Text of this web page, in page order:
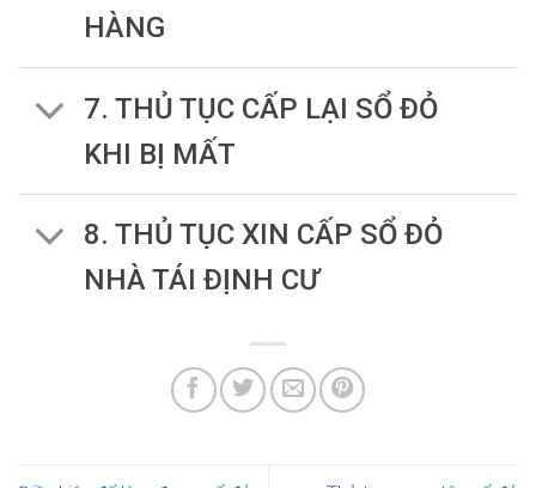
HÀNG
7. THỦ TỤC CẤP LẠI SỔ ĐỎ
KHI BỊ MẤT
8. THỦ TỤC XIN CẤP SỔ ĐỎ
NHÀ TÁI ĐỊNH CƯ